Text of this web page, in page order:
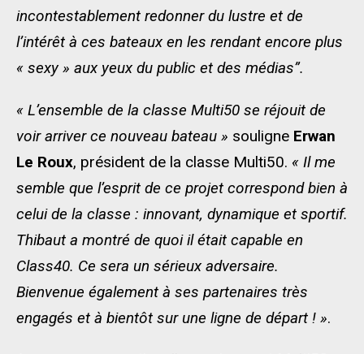
incontestablement redonner du lustre et de
l’intérêt à ces bateaux en les rendant encore plus
« sexy » aux yeux du public et des médias”.
« L’ensemble de la classe Multi50 se réjouit de
voir arriver ce nouveau bateau » souligne Erwan
Le Roux, président de la classe Multi50. « Il me
semble que l’esprit de ce projet correspond bien à
celui de la classe : innovant, dynamique et sportif.
Thibaut a montré de quoi il était capable en
Class40. Ce sera un sérieux adversaire.
Bienvenue également à ses partenaires très
engagés et à bientôt sur une ligne de départ ! ».